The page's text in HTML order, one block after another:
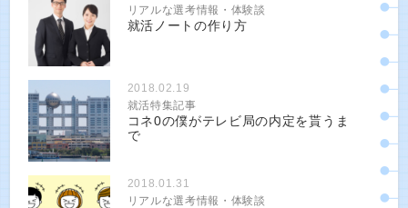
リアルな選考情報・体験談
就活ノートの作り方
2018.02.19
就活特集記事
コネ0の僕がテレビ局の内定を貰うま
で
2018.01.31
リアルな選考情報・体験談